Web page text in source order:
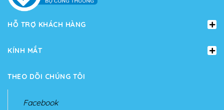
HỖ TRỢ KHÁCH HÀNG
KÍNH MẮT
THEO DÕI CHÚNG TÔI
Facebook